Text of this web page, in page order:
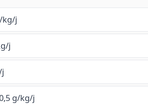
kg/j
j
j
g/kg/j